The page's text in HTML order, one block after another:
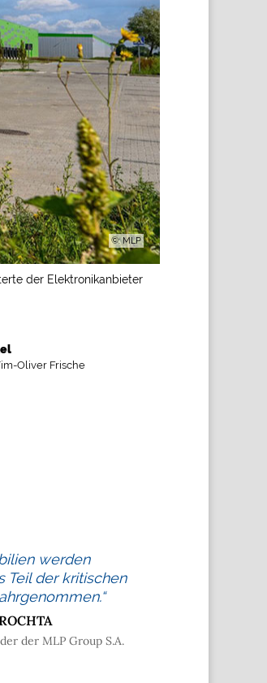
©: MLP
der Elektronikanbieter
Oliver Frische
werden
Teil der kritischen
der MLP Group S.A.